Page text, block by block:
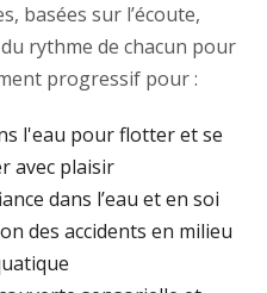
basées sur l’écoute,
rythme de chacun pour
progressif pour :
l'eau pour flotter et se
avec plaisir
dans l’eau et en soi
des accidents en milieu